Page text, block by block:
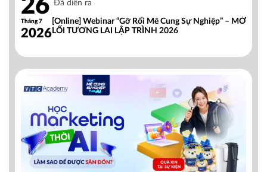
26
Tháng 7
2026
Đã diễn ra
[Online] Webinar “Gỡ Rối Mê Cung Sự Nghiệp” – MỞ
LỐI TƯƠNG LAI LẬP TRÌNH 2026